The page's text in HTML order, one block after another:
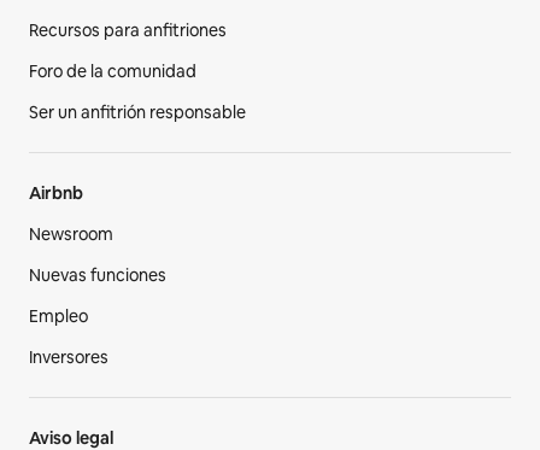
Recursos para anfitriones
Foro de la comunidad
Ser un anfitrión responsable
Airbnb
Newsroom
Nuevas funciones
Empleo
Inversores
Aviso legal